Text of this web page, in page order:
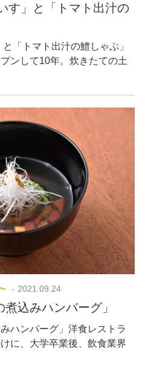
す」と「トマト出汁の
「トマト出汁の鱧しゃぶ」
ンして10年。炊きたての土
2021.09.24
込みハンバーグ」
ハンバーグ」洋食レストラ
に、大学卒業後、飲食業界